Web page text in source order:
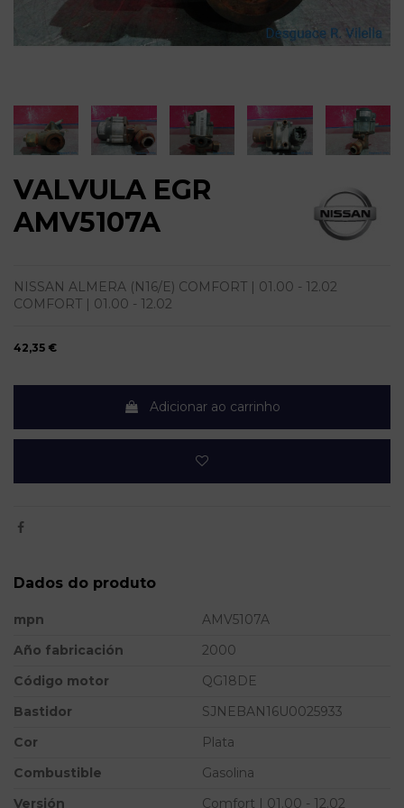
VALVULA EGR
AMV5107A
NISSAN ALMERA (N16/E) COMFORT | 01.00 - 12.02
COMFORT | 01.00 - 12.02
42,35 €
Adicionar ao carrinho
Dados do produto
mpn
AMV5107A
Año fabricación
2000
Código motor
QG18DE
Bastidor
SJNEBAN16U0025933
Cor
Plata
Combustible
Gasolina
Versión
Comfort | 01.00 - 12.02